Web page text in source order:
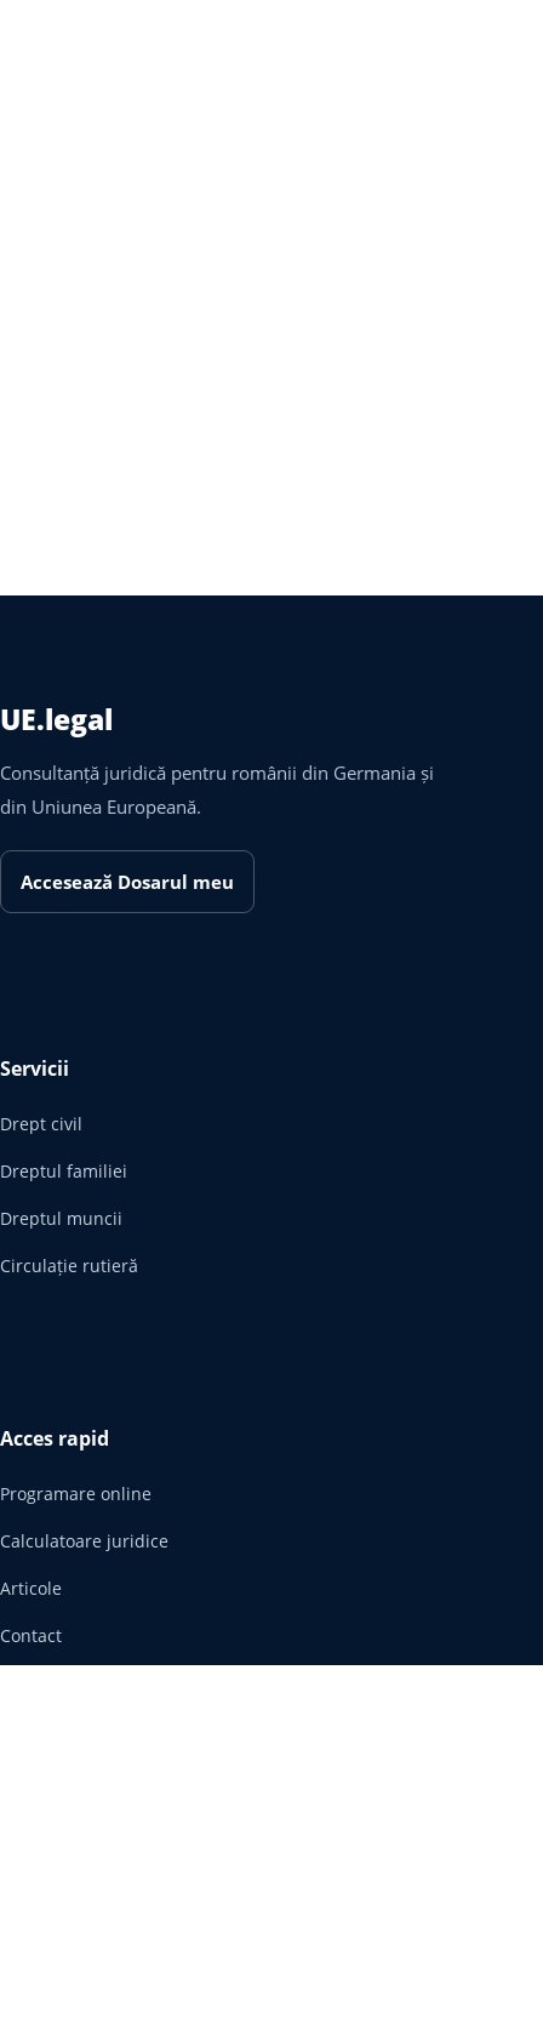
UE.legal
Consultanță juridică pentru românii din Germania și
din Uniunea Europeană.
Accesează Dosarul meu
Servicii
Drept civil
Dreptul familiei
Dreptul muncii
Circulație rutieră
Acces rapid
Programare online
Calculatoare juridice
Articole
Contact